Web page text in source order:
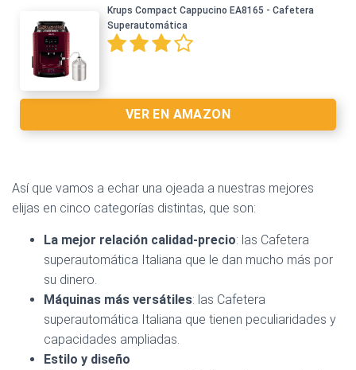
Ver en Amazon >
Krups Compact Cappucino EA8165 - Cafetera
Superautomática
VER EN AMAZON
Ver en Amazon >
Así que vamos a echar una ojeada a nuestras mejores
elijas en cinco categorías distintas, que son:
La mejor relación calidad-precio: las Cafetera
superautomática Italiana que le dan mucho más por
su dinero.
Máquinas más versátiles: las Cafetera
superautomática Italiana que tienen peculiaridades y
capacidades ampliadas.
Estilo y diseño